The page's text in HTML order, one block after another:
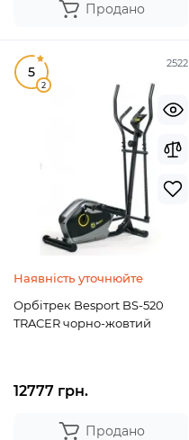
Продано
2522
5
2
Наявність уточнюйте
Орбітрек Besport BS-520
TRACER чорно-жовтий
12777 грн.
Продано